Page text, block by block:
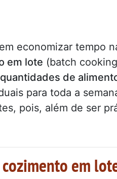
economizar tempo
em lote (batch
de
para toda a
pois, além de ser
em